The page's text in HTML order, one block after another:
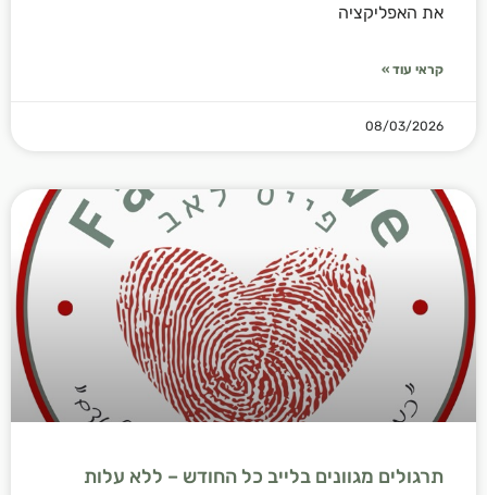
את האפליקציה
קראי עוד »
08/03/2026
תרגולים מגוונים בלייב כל החודש – ללא עלות